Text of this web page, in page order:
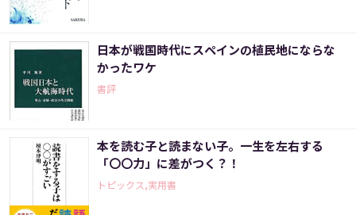
日本が戦国時代にスペインの植民地にならな
かったワケ
書評
本を読む子と読まない子。一生を左右する
「〇〇力」に差がつく？！
トピックス,実用書